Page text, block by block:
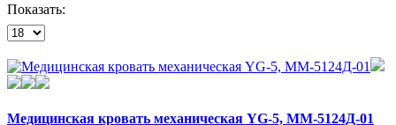
Показать:
Медицинская кровать механическая YG-5, ММ-5124Д-01